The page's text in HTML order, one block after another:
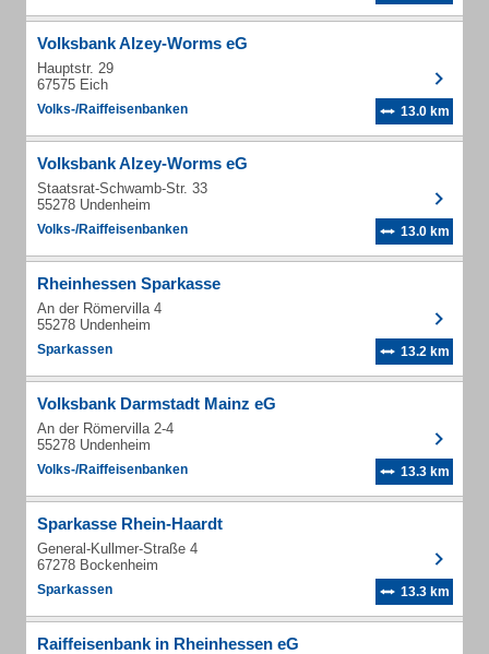
Volksbank Alzey-Worms eG
Hauptstr. 29
67575 Eich
Volks-/Raiffeisenbanken 13.0 km
Volksbank Alzey-Worms eG
Staatsrat-Schwamb-Str. 33
55278 Undenheim
Volks-/Raiffeisenbanken 13.0 km
Rheinhessen Sparkasse
An der Römervilla 4
55278 Undenheim
Sparkassen 13.2 km
Volksbank Darmstadt Mainz eG
An der Römervilla 2-4
55278 Undenheim
Volks-/Raiffeisenbanken 13.3 km
Sparkasse Rhein-Haardt
General-Kullmer-Straße 4
67278 Bockenheim
Sparkassen 13.3 km
Raiffeisenbank in Rheinhessen eG